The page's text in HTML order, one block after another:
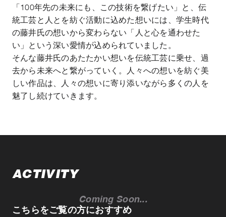
「100年先の未来にも、この技術を繋げたい」と、伝
統工芸と人とを紡ぐ活動に込めた想いには、学生時代
の藤井氏の想いから変わらない「人と心を通わせた
い」という深い愛情が込められていました。
そんな藤井氏のあたたかい想いを伝統工芸に乗せ、過
去から未来へと繋がっていく。人々への想いを紡ぐ美
しい作品は、人々の想いに寄り添いながら多くの人を
魅了し続けていきます。
ACTIVITY
Coming Soon...
こちらをご覧の方におすすめ